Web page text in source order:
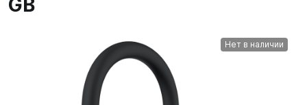
GB
Нет в наличии